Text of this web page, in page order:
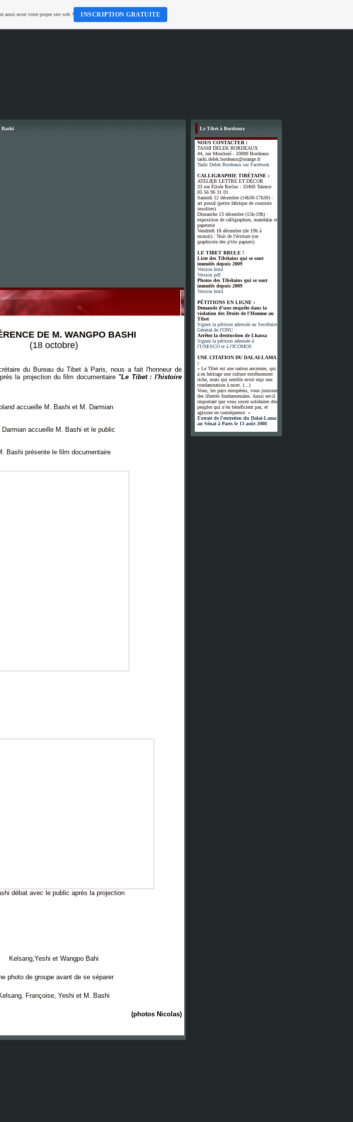
Bashi
DE M. WANGPO BASHI
(18 octobre)
du Bureau du Tibet à Paris, nous a fait l'honneur de
la projection du film documentaire "Le Tibet : l'histoire
accueille M. Bashi et M. Darmian
Darmian accueille M. Bashi et le public
Bashi présente le film documentaire
débat avec le public après la projection
Kelsang,Yeshi et Wangpo Bahi
photo de groupe avant de se séparer
Françoise, Yeshi et M. Bashi
(photos Nicolas)
Le Tibet à Bordeaux
NOUS CONTACTER :
TASHI DELEK BORDEAUX
44, rue Moulinié - 33000 Bordeaux
tashi.delek.bordeaux@orange.fr
Tashi Delek Bordeaux sur Facebook
CALLIGRAPHIE TIBÉTAINE :
ATELIER LETTRE ET DÉCOR
33 rue Élisée Reclus - 33400 Talence
05 56 96 31 01
Samedi 12 décembre (14h30-17h30) :
art postal (petite fabrique de courriers
insolites)
Dimanche 13 décembre (15h-19h) :
exposition de calligraphies, mandalas et
papeterie
Vendredi 18 décembre (de 19h à
minuit) : Nuit de l'écriture (on
graphicote des p'tits papiers)
LE TIBET BRULE !
Liste des Tibétains qui se sont
immolés depuis 2009
Version html
Version pdf
Photos des Tibétains qui se sont
immolés depuis 2009
Version html
PÉTITIONS EN LIGNE :
Demande d'une enquête dans la
violation des Droits de l'Homme au
Tibet
Signez la pétition adressée au Secrétaire
Général de l'ONU
Arrêtez la destruction de Lhassa
Signez la pétition adressée à
l'UNESCO et à l'ICOMOS
UNE CITATION DU DALAI-LAMA
:
« Le Tibet est une nation ancienne, qui
a en héritage une culture extrêmement
riche, mais qui semble avoir reçu une
condamnation à mort. (...)
Vous, les pays européens, vous jouissez
des libertés fondamentales. Aussi est-il
important que vous soyez solidaires des
peuples qui n’en bénéficient pas, et
agissiez en conséquence. »
Extrait de l'entretien du Dalaï-Lama
au Sénat à Paris le 13 août 2008
aussi avoir votre propre site web ? INSCRIPTION GRATUITE